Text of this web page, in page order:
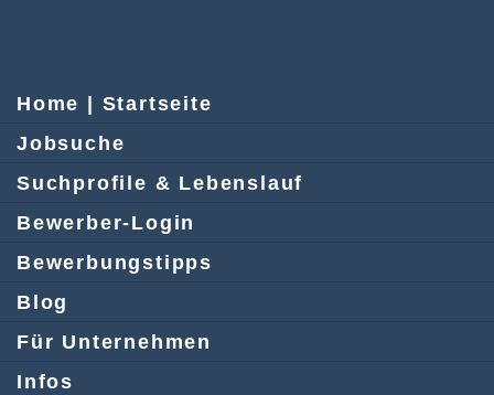
Home | Startseite
Jobsuche
Suchprofile & Lebenslauf
Bewerber-Login
Bewerbungstipps
Blog
Für Unternehmen
Infos